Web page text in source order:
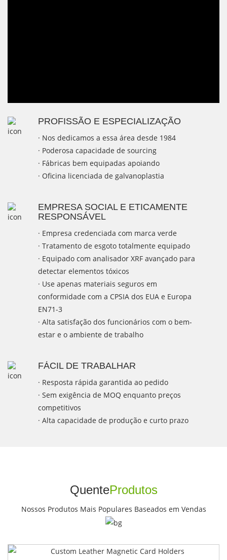
PROFISSÃO E ESPECIALIZAÇÃO
· Nos dedicamos a essa área desde 1984
· Poderosa capacidade de sourcing
· Fábricas bem equipadas apoiando
· Oficina licenciada de galvanoplastia
EMPRESA SOCIAL E ETICAMENTE
RESPONSÁVEL
· Empresa credenciada com marca verde
· Tratamento de esgoto totalmente equipado
· Equipado com analisador XRF avançado para
detectar elementos tóxicos
· Use apenas materiais seguros em
conformidade com a CPSIA dos EUA e Europa
EN71-3
· Alta satisfação dos funcionários com o bem-
estar e o ambiente de trabalho
FÁCIL DE TRABALHAR
· Resposta rápida garantida ao pedido
· Sem exigência de MOQ enquanto preços
competitivos
· Alta capacidade de produção e curto prazo
QuenteProdutos
Nossos Produtos Mais Populares Baseados em Vendas